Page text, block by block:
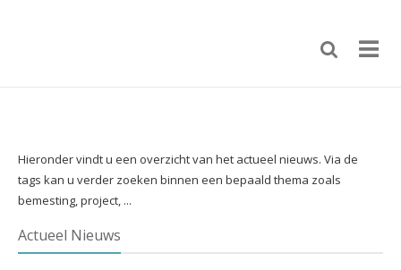
Hieronder vindt u een overzicht van het actueel nieuws. Via de
tags kan u verder zoeken binnen een bepaald thema zoals
bemesting, project, ...
Actueel Nieuws